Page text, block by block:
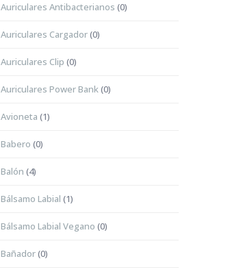
Auriculares Antibacterianos (0)
Auriculares Cargador(0)
Auriculares Clip (0)
Auriculares Power Bank(0)
Avioneta (1)
Babero (0)
Balón (4)
Bálsamo Labial (1)
Bálsamo Labial Vegano (0)
Bañador(0)